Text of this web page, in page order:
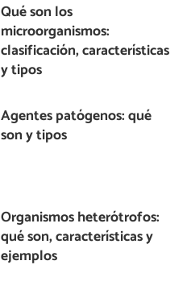
Qué son los
microorganismos:
clasificación, características
y tipos
Agentes patógenos: qué
son y tipos
Organismos heterótrofos:
qué son, características y
ejemplos